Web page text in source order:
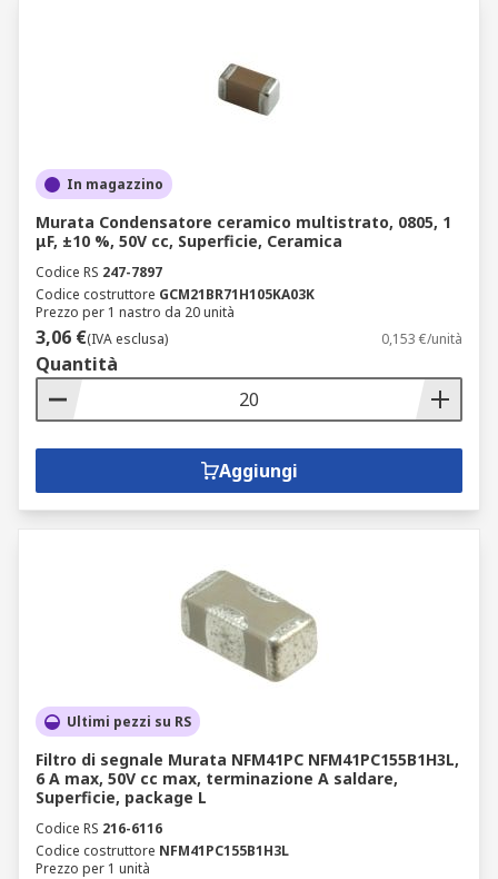
In magazzino
Murata Condensatore ceramico multistrato, 0805, 1
μF, ±10 %, 50V cc, Superficie, Ceramica
Codice RS 247-7897
Codice costruttore GCM21BR71H105KA03K
Prezzo per 1 nastro da 20 unità
3,06 €(IVA esclusa) 0,153 €/unità
Quantità
Aggiungi
Ultimi pezzi su RS
Filtro di segnale Murata NFM41PC NFM41PC155B1H3L,
6 A max, 50V cc max, terminazione A saldare,
Superficie, package L
Codice RS 216-6116
Codice costruttore NFM41PC155B1H3L
Prezzo per 1 unità